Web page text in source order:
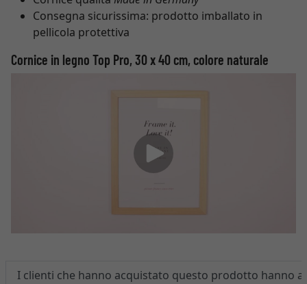
Consegna sicurissima: prodotto imballato in
pellicola protettiva
Cornice in legno Top Pro, 30 x 40 cm, colore naturale
I clienti che hanno acquistato questo prodotto hanno